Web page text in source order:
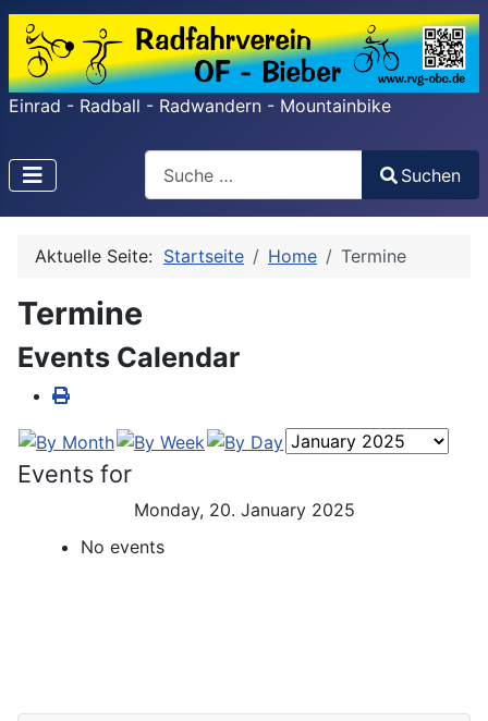
Einrad - Radball - Radwandern - Mountainbike
Search
Type 2 or more characters for results.
Suchen
Aktuelle Seite: Startseite Home Termine
Termine
Events Calendar
Events for
Monday, 20. January 2025
No events